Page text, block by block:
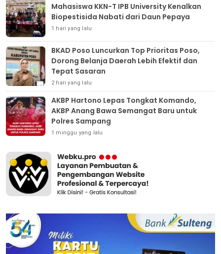
Mahasiswa KKN-T IPB University Kenalkan
Biopestisida Nabati dari Daun Pepaya
1 hari yang lalu
BKAD Poso Luncurkan Top Prioritas Poso,
Dorong Belanja Daerah Lebih Efektif dan
Tepat Sasaran
2 hari yang lalu
AKBP Hartono Lepas Tongkat Komando,
AKBP Anang Bawa Semangat Baru untuk
Polres Sampang
1 minggu yang lalu